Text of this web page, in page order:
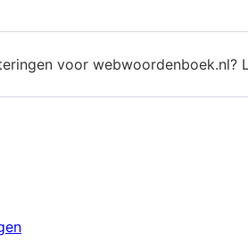
voor webwoordenboek.nl?